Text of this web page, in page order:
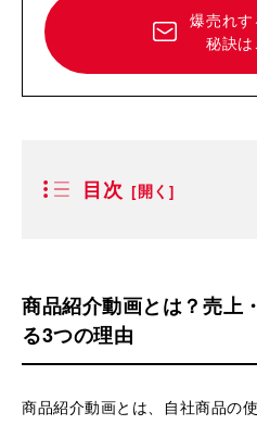
爆売れ
秘訣は
目次
商品紹介動画とは？売上
る3つの理由
商品紹介動画とは、自社商品の